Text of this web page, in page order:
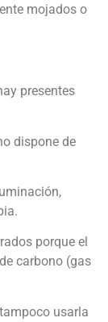
mojados o
presentes
dispone de
porque el
carbono (gas
usarla